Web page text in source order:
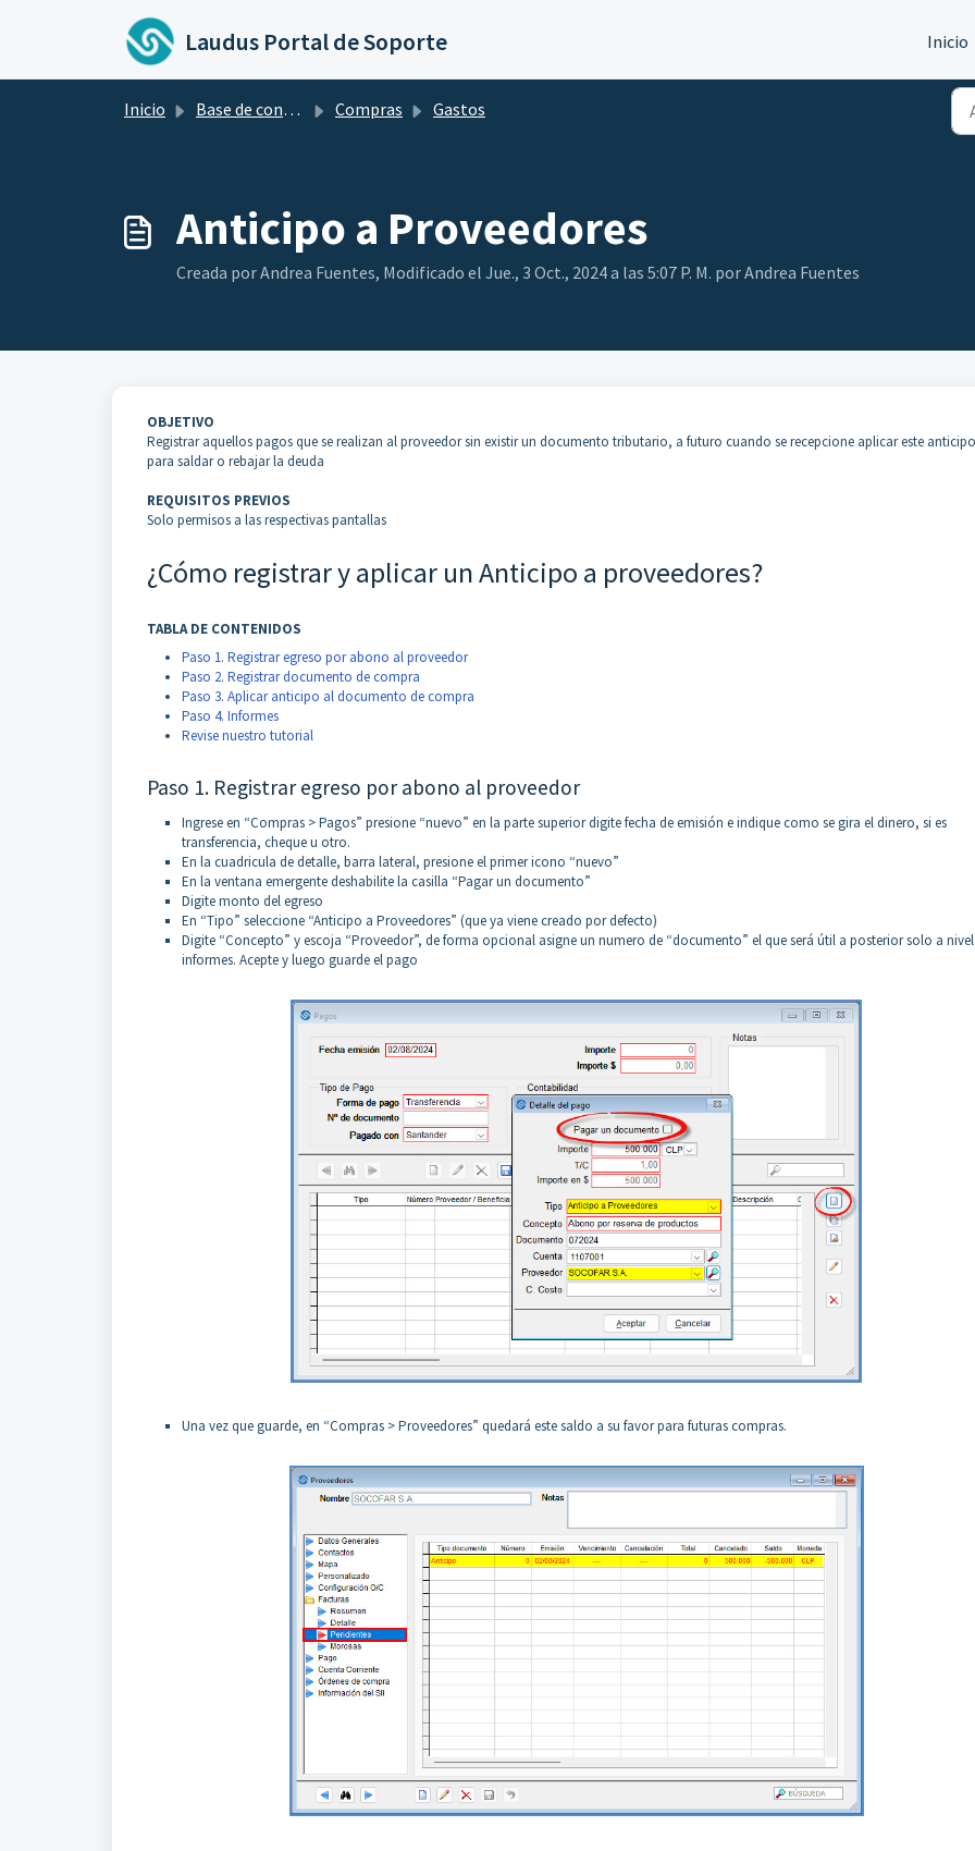
Laudus Portal de Soporte Inicio
Inicio Base de conocimientos Compras Gastos
Anticipo a Proveedores
Creada por Andrea Fuentes, Modificado el Jue., 3 Oct., 2024 a las 5:07 P. M. por Andrea Fuentes
OBJETIVO
Registrar aquellos pagos que se realizan al proveedor sin existir un documento tributario, a futuro cuando se recepcione aplicar este anticipo
para saldar o rebajar la deuda
REQUISITOS PREVIOS
Solo permisos a las respectivas pantallas
¿Cómo registrar y aplicar un Anticipo a proveedores?
TABLA DE CONTENIDOS
Paso 1. Registrar egreso por abono al proveedor
Paso 2. Registrar documento de compra
Paso 3. Aplicar anticipo al documento de compra
Paso 4. Informes
Revise nuestro tutorial
Paso 1. Registrar egreso por abono al proveedor
Ingrese en “Compras > Pagos” presione “nuevo” en la parte superior digite fecha de emisión e indique como se gira el dinero, si es
transferencia, cheque u otro.
En la cuadricula de detalle, barra lateral, presione el primer icono “nuevo”
En la ventana emergente deshabilite la casilla “Pagar un documento”
Digite monto del egreso
En “Tipo” seleccione “Anticipo a Proveedores” (que ya viene creado por defecto)
Digite “Concepto” y escoja “Proveedor”, de forma opcional asigne un numero de “documento” el que será útil a posterior solo a
informes. Acepte y luego guarde el pago
Una vez que guarde, en “Compras > Proveedores” quedará este saldo a su favor para futuras compras.